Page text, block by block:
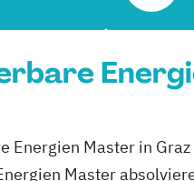
Energien Master in
Master